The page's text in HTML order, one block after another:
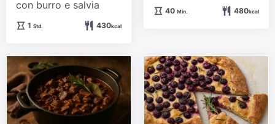
con burro e salvia
1Stunde
Std. 430kcal
40Minuten
Min. 480kcal